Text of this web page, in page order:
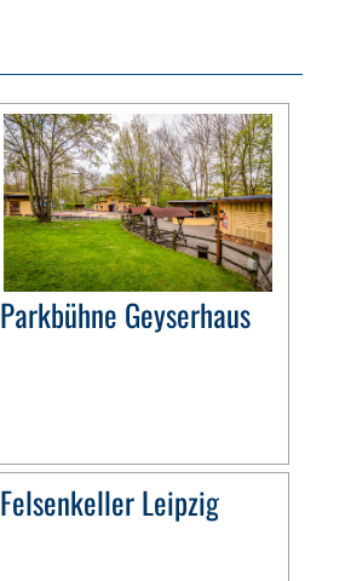
Parkbühne Geyserhaus
Felsenkeller Leipzig